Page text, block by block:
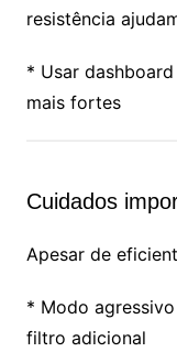
resistência
* Usar
mais fortes
Cuidados
Apesar de
* Modo
filtro adicional